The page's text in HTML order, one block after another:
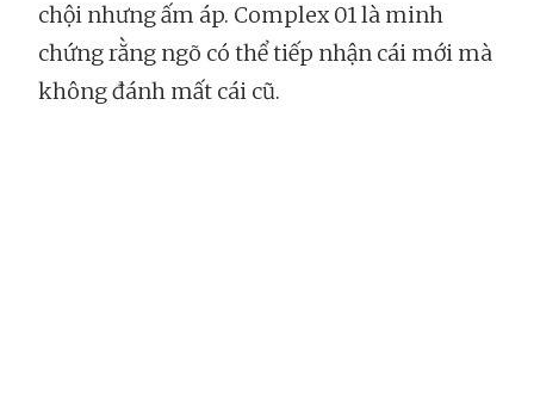
chội nhưng ấm áp. Complex 01 là minh
chứng rằng ngõ có thể tiếp nhận cái mới mà
không đánh mất cái cũ.